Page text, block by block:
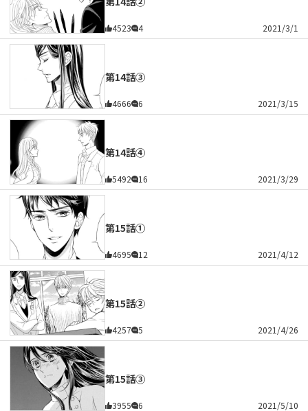
4523 4 2021/3/1
第14話③
4666 6 2021/3/15
第14話④
5492 16 2021/3/29
第15話①
4695 12 2021/4/12
第15話②
4257 5 2021/4/26
第15話③
3955 6 2021/5/10